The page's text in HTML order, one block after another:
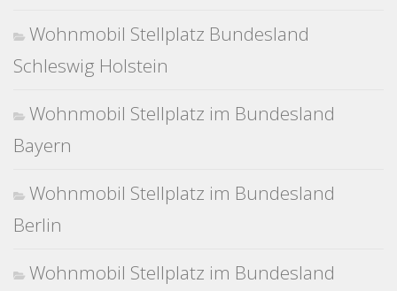
Wohnmobil Stellplatz Bundesland
Schleswig Holstein
Wohnmobil Stellplatz im Bundesland
Bayern
Wohnmobil Stellplatz im Bundesland
Berlin
Wohnmobil Stellplatz im Bundesland